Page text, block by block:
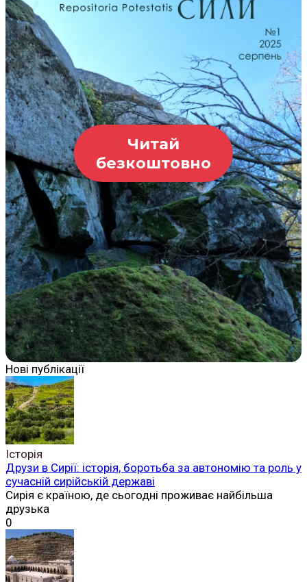
Читай
безкоштовно
Нові публікації
Історія
Друзи в Сирії: історія, боротьба за автономію та роль у
сучасній сирійській державі
Сирія є країною, де сьогодні проживає найбільша
друзька
0